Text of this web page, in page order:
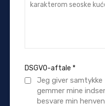
DSGVO-aftale *
Jeg giver samtykke
gemmer mine
besvare min